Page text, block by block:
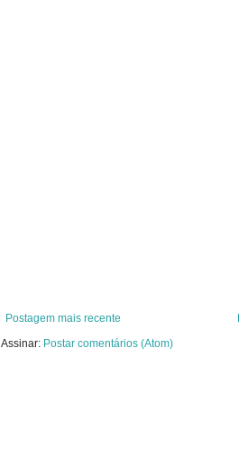
Postagem mais recente
Assinar: Postar comentários (Atom)